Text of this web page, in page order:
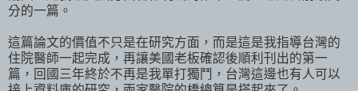
分的一篇。
這篇論文的價值不只是在研究方面，而是這是我指導台灣的
住院醫師一起完成，再讓美國老板確認後順利刊出的第一
篇，回國三年終於不再是我單打獨鬥，台灣這邊也有人可以